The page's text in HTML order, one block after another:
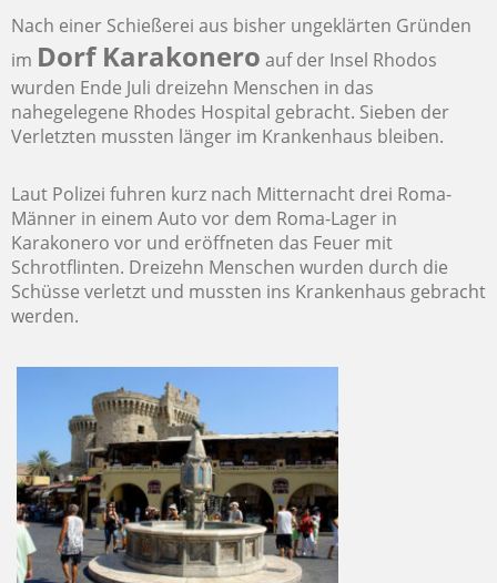
Nach einer Schießerei aus bisher ungeklärten Gründen
im Dorf Karakonero auf der Insel Rhodos
wurden Ende Juli dreizehn Menschen in das
nahegelegene Rhodes Hospital gebracht. Sieben der
Verletzten mussten länger im Krankenhaus bleiben.
Laut Polizei fuhren kurz nach Mitternacht drei Roma-
Männer in einem Auto vor dem Roma-Lager in
Karakonero vor und eröffneten das Feuer mit
Schrotflinten. Dreizehn Menschen wurden durch die
Schüsse verletzt und mussten ins Krankenhaus gebracht
werden.